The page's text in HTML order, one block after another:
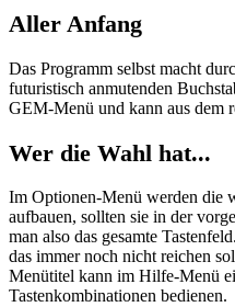
Aller Anfang
Das Programm selbst macht
futuristisch anmutenden
GEM-Menü und kann aus dem
Wer die Wahl hat...
Im Optionen-Menü werden die
aufbauen, sollten sie in der
man also das gesamte
das immer noch nicht reichen
Menütitel kann im Hilfe-Menü
Tastenkombinationen bedienen.